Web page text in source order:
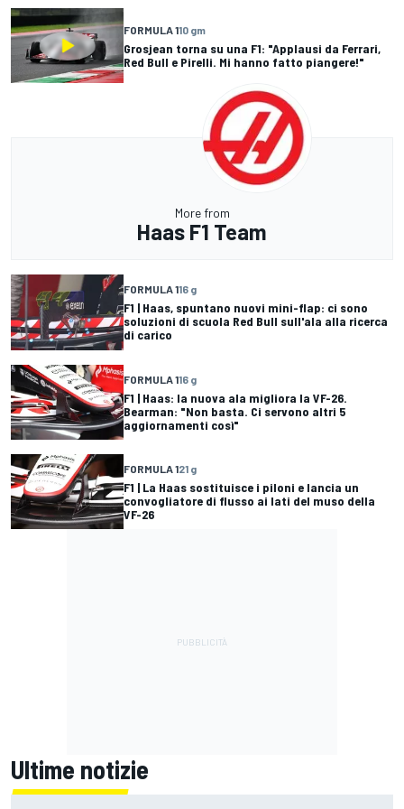
FORMULA 110 gm
Grosjean torna su una F1: "Applausi da Ferrari,
Red Bull e Pirelli. Mi hanno fatto piangere!"
More from
Haas F1 Team
FORMULA 116 g
F1 | Haas, spuntano nuovi mini-flap: ci sono
soluzioni di scuola Red Bull sull'ala alla ricerca
di carico
FORMULA 116 g
F1 | Haas: la nuova ala migliora la VF-26.
Bearman: "Non basta. Ci servono altri 5
aggiornamenti così"
FORMULA 121 g
F1 | La Haas sostituisce i piloni e lancia un
convogliatore di flusso ai lati del muso della
VF-26
Ultime notizie